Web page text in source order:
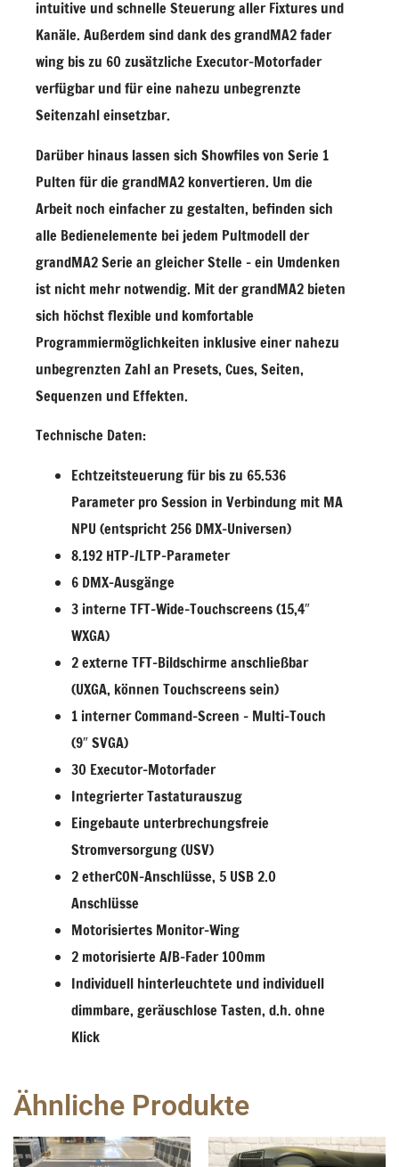
intuitive und schnelle Steuerung aller Fixtures und
Kanäle. Außerdem sind dank des grandMA2 fader
wing bis zu 60 zusätzliche Executor-Motorfader
verfügbar und für eine nahezu unbegrenzte
Seitenzahl einsetzbar.
Darüber hinaus lassen sich Showfiles von Serie 1
Pulten für die grandMA2 konvertieren. Um die
Arbeit noch einfacher zu gestalten, befinden sich
alle Bedienelemente bei jedem Pultmodell der
grandMA2 Serie an gleicher Stelle – ein Umdenken
ist nicht mehr notwendig. Mit der grandMA2 bieten
sich höchst flexible und komfortable
Programmiermöglichkeiten inklusive einer nahezu
unbegrenzten Zahl an Presets, Cues, Seiten,
Sequenzen und Effekten.
Technische Daten:
Echtzeitsteuerung für bis zu 65.536
Parameter pro Session in Verbindung mit MA
NPU (entspricht 256 DMX-Universen)
8.192 HTP-/LTP-Parameter
6 DMX-Ausgänge
3 interne TFT-Wide-Touchscreens (15,4″
WXGA)
2 externe TFT-Bildschirme anschließbar
(UXGA, können Touchscreens sein)
1 interner Command-Screen – Multi-Touch
(9″ SVGA)
30 Executor-Motorfader
Integrierter Tastaturauszug
Eingebaute unterbrechungsfreie
Stromversorgung (USV)
2 etherCON-Anschlüsse, 5 USB 2.0
Anschlüsse
Motorisiertes Monitor-Wing
2 motorisierte A/B-Fader 100mm
Individuell hinterleuchtete und individuell
dimmbare, geräuschlose Tasten, d.h. ohne
Klick
Ähnliche Produkte